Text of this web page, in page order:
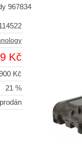
967834
Kč
Kč
21 %